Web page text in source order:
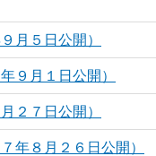
月５日公開）
９月１日公開）
２７日公開）
年８月２６日公開）